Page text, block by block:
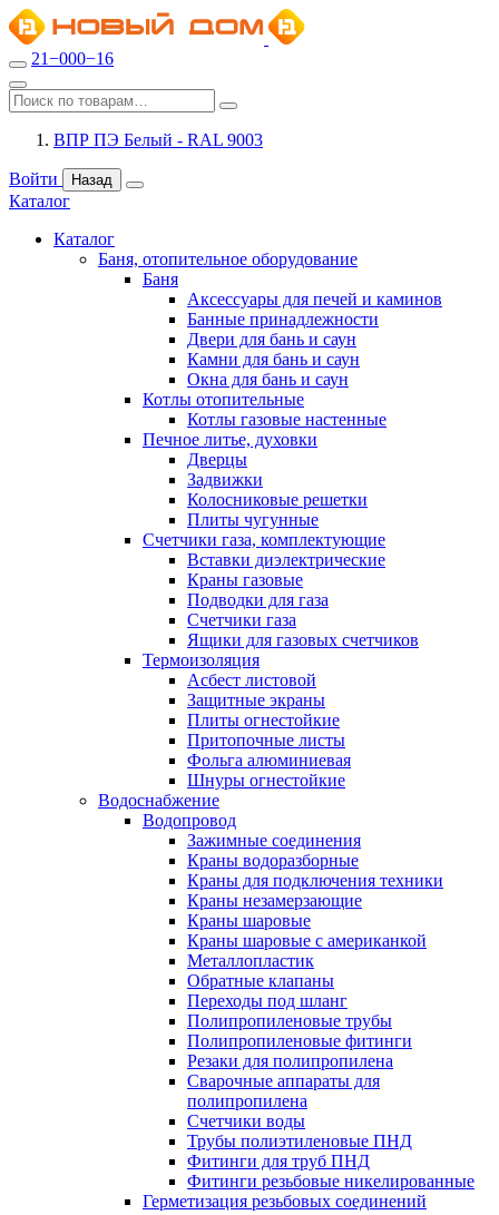
21−000−16
ВПР ПЭ Белый - RAL 9003
Войти Назад
Каталог
Каталог
Баня, отопительное оборудование
Баня
Аксессуары для печей и каминов
Банные принадлежности
Двери для бань и саун
Камни для бань и саун
Окна для бань и саун
Котлы отопительные
Котлы газовые настенные
Печное литье, духовки
Дверцы
Задвижки
Колосниковые решетки
Плиты чугунные
Счетчики газа, комплектующие
Вставки диэлектрические
Краны газовые
Подводки для газа
Счетчики газа
Ящики для газовых счетчиков
Термоизоляция
Асбест листовой
Защитные экраны
Плиты огнестойкие
Притопочные листы
Фольга алюминиевая
Шнуры огнестойкие
Водоснабжение
Водопровод
Зажимные соединения
Краны водоразборные
Краны для подключения техники
Краны незамерзающие
Краны шаровые
Краны шаровые с американкой
Металлопластик
Обратные клапаны
Переходы под шланг
Полипропиленовые трубы
Полипропиленовые фитинги
Резаки для полипропилена
Сварочные аппараты для
полипропилена
Счетчики воды
Трубы полиэтиленовые ПНД
Фитинги для труб ПНД
Фитинги резьбовые никелированные
Герметизация резьбовых соединений